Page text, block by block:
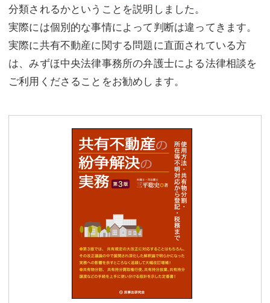
分類されるかということを説明しました。
実際には個別的な事情によって判断は違ってきます。
実際に共有不動産に関する問題に直面されている方
は、みずほ中央法律事務所の弁護士による法律相談を
ご利用くださることをお勧めします。